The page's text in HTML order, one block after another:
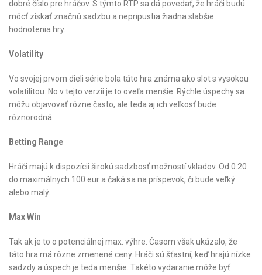
dobré číslo pre hráčov. S týmto RTP sa dá povedať, že hráči budú
môcť získať značnú sadzbu a nepripustia žiadna slabšie
hodnotenia hry.
Volatility
Vo svojej prvom dieli série bola táto hra známa ako slot s vysokou
volatilitou. No v tejto verzii je to oveľa menšie. Rýchle úspechy sa
môžu objavovať rôzne často, ale teda aj ich veľkosť bude
rôznorodná.
Betting Range
Hráči majú k dispozícii širokú sadzbosť možností vkladov. Od 0.20
do maximálnych 100 eur a čaká sa na príspevok, či bude veľký
alebo malý.
Max Win
Tak ak je to o potenciálnej max. výhre. Časom však ukázalo, že
táto hra má rôzne zmenené ceny. Hráči sú šťastní, keď hrajú nízke
sadzdy a úspech je teda menšie. Takéto vydaranie môže byť